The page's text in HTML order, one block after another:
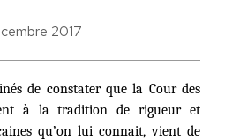
2017
de constater que la Cour des
à la tradition de rigueur et
qu’on lui connait, vient de